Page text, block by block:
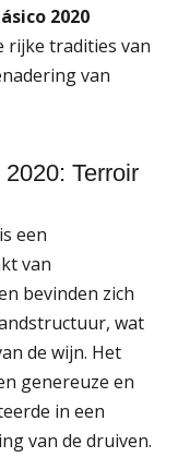
2020
rijke tradities van
van
Terroir
een
van
bevinden zich
wat
de wijn. Het
genereuze en
in een
van de druiven.